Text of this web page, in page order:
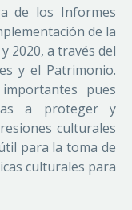
de los Informes
de la
2020, a través del
y el Patrimonio.
pues
a proteger y
culturales
para la toma de
culturales para